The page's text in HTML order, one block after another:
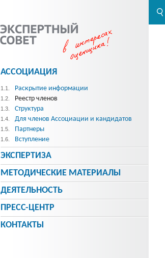
АССОЦИАЦИЯ
1.1. Раскрытие информации
1.2. Реестр членов
1.3. Структура
1.4. Для членов Ассоциации и кандидатов
1.5. Партнеры
1.6. Вступление
ЭКСПЕРТИЗА
МЕТОДИЧЕСКИE МАТЕРИАЛЫ
ДЕЯТЕЛЬНОСТЬ
ПРЕСС-ЦЕНТР
КОНТАКТЫ